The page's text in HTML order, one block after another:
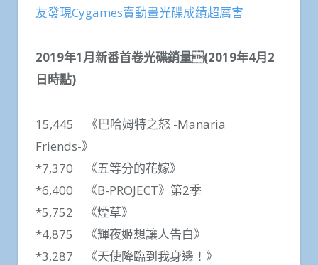
友發現Cygames賣動畫光碟成績超厲害
2019年1月新番首卷光碟銷量(2019年4月2
日時點)
15,445 《巴哈姆特之怒 -Manaria
Friends-》
*7,370 《五等分的花嫁》
*6,400 《B-PROJECT》第2季
*5,752 《煙草》
*4,875 《輝夜姬想讓人告白》
*3,287 《天使降臨到我身邊！》